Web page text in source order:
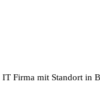
Firma mit Standort in